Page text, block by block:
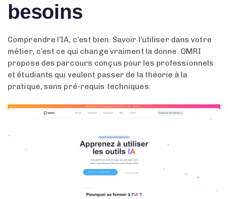
besoins
Comprendre l’IA, c’est bien. Savoir l’utiliser dans votre
métier, c’est ce qui change vraiment la donne. OMRI
propose des parcours conçus pour les professionnels
et étudiants qui veulent passer de la théorie à la
pratique, sans pré-requis techniques.